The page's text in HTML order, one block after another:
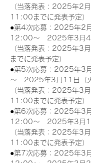
（当落発表：2025年2
11:00までに発表予定）
●第4次応募：2025年2
12:00～　2025年3月
（当落発表：2025年3
までに発表予定）
●第5次応募：2025年3
～　2025年3月11日（
（当落発表：2025年3
11:00までに発表予定）
●第6次応募：2025年3
12:00～　2025年3月
（当落発表：2025年3
11:00までに発表予定）
●第7次応募：2025年3